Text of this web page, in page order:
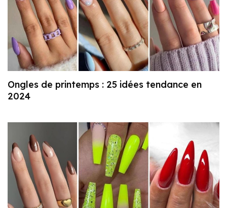
Ongles de printemps : 25 idées tendance en
2024